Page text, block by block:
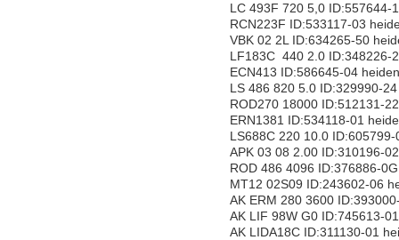
LC 493F 720 5,0 ID:557644-
RCN223F ID:533117-03
VBK 02 2L ID:634265-50
LF183C 440 2.0 ID:348226-
ECN413 ID:586645-04
LS 486 820 5.0 ID:329990-
ROD270 18000 ID:512131-
ERN1381 ID:534118-01
LS688C 220 10.0
APK 03 08 2.00 ID:310196-
ROD 486 4096 ID:376886-
MT12 02S09 ID:243602-06
AK ERM 280 3600
AK LIF 98W G0 ID:745613-
AK LIDA18C ID:311130-01